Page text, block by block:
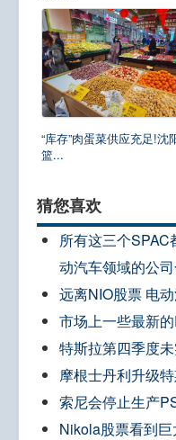
“库存”肉蛋菜供应充足!沈
篮...
猜您喜欢
所有这三个
动汽车领域的公
远离NIO股票 电
市场上一些最新
特斯拉第四季度
摩根士丹利升级
索尼会停止生产
Nikola股票看到